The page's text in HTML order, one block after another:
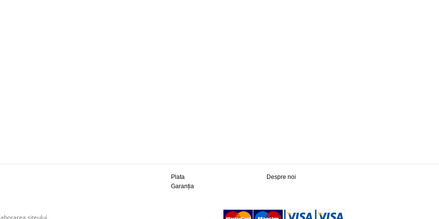
Despre noi
Plata
Garanția
siteului